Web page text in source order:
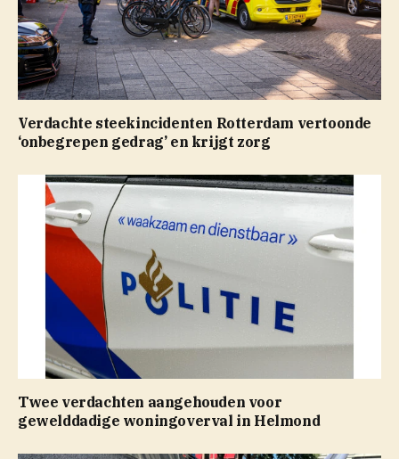
Verdachte steekincidenten Rotterdam vertoonde
‘onbegrepen gedrag’ en krijgt zorg
Twee verdachten aangehouden voor
gewelddadige woningoverval in Helmond